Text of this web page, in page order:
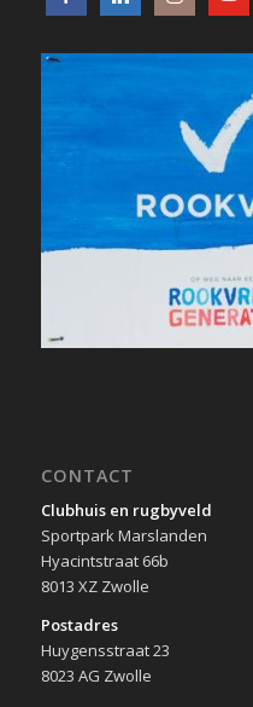
CONTACT
Clubhuis en rugbyveld
Sportpark Marslanden
Hyacintstraat 66b
8013 XZ Zwolle
Postadres
Huygensstraat 23
8023 AG Zwolle